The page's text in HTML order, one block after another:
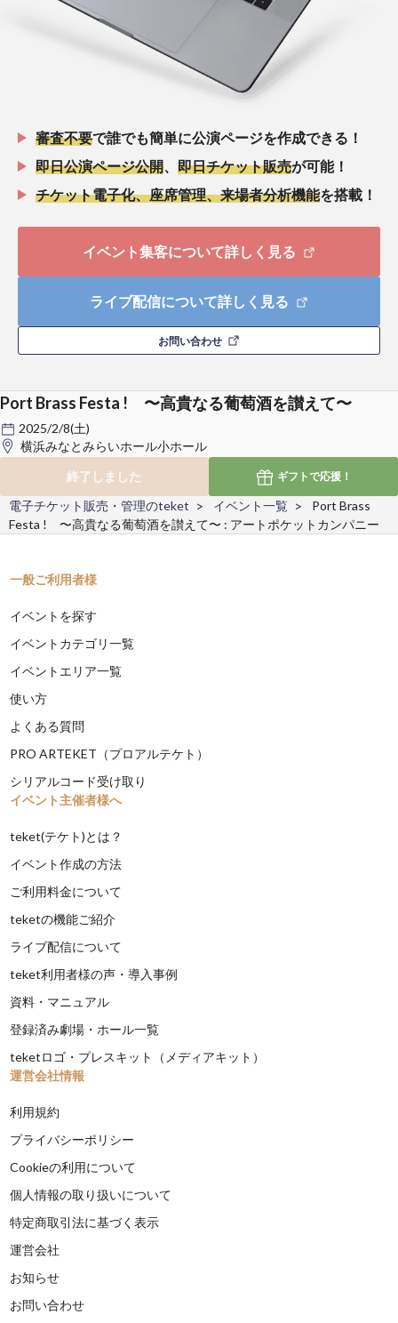
審査不要で誰でも簡単に公演ページを作成できる！
即日公演ページ公開
即日チケット販売が可能！
チケット電子化、座席管理、来場者分析機能を搭載！
イベント集客について詳しく見る
ライブ配信について詳しく見る
お問い合わせ
Port Brass Festa ! 〜高貴なる葡萄酒を讃えて〜
2025/2/8(土)
横浜みなとみらいホール小ホール
終了しました
ギフトで応援！
電子チケット販売・管理のteket イベント一覧
Port Brass
Festa ! 〜高貴なる葡萄酒を讃えて〜 : アートポケットカンパニー
一般ご利用者様
イベントを探す
イベントカテゴリ一覧
イベントエリア一覧
使い方
よくある質問
PRO ARTEKET（プロアルテケト）
シリアルコード受け取り
イベント主催者様へ
teket(テケト)とは？
イベント作成の方法
ご利用料金について
teketの機能ご紹介
ライブ配信について
teket利用者様の声・導入事例
資料・マニュアル
登録済み劇場・ホール一覧
teketロゴ・プレスキット（メディアキット）
運営会社情報
利用規約
プライバシーポリシー
Cookieの利用について
個人情報の取り扱いについて
特定商取引法に基づく表示
運営会社
お知らせ
お問い合わせ